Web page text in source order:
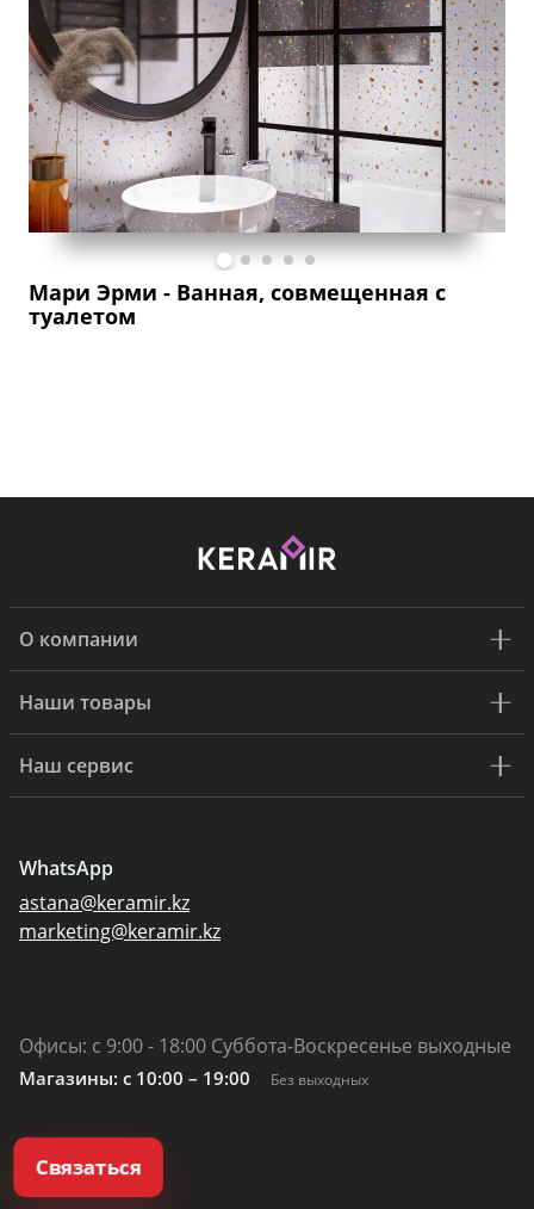
Мари Эрми - Ванная, совмещенная с
туалетом
О компании
Наши товары
Наш сервис
WhatsApp
astana@keramir.kz
marketing@keramir.kz
Офисы: с 9:00 - 18:00 Суббота-Воскресенье выходные
Магазины: c 10:00 – 19:00 Без выходных
Связаться